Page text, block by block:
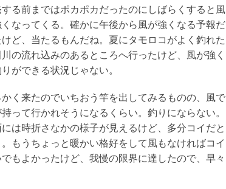
する前まではポカポカだったのにしばらくすると風
くなってくる。確かに午後から風が強くなる予報だ
けど、当たるもんだね。夏にタモロコがよく釣れた
の流れ込みのあるところへ行ったけど、風が強く
ができる状況じゃない。
く来たのでいちおう竿を出してみるものの、風で
って行かれそうになるくらい。釣りにならない。
には時折さなかの様子が見えるけど、多分コイだと
。もうちょっと暖かい格好をして風もなければコイ
もよかったけど、我慢の限界に達したので、早々